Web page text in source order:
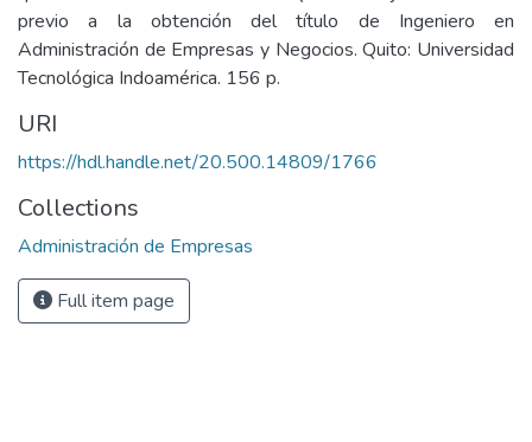
previo a la obtención del título de Ingeniero en
Administración de Empresas y Negocios. Quito: Universidad
Tecnológica Indoamérica. 156 p.
URI
https://hdl.handle.net/20.500.14809/1766
Collections
Administración de Empresas
Full item page